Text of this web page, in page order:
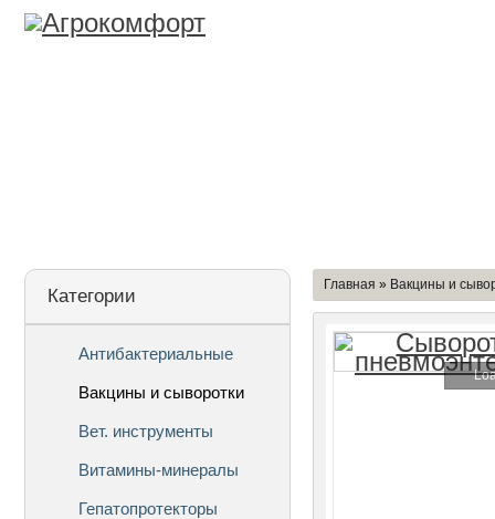
Категории
Антибактериальные
Вакцины и сыворотки
Вет. инструменты
Витамины-минералы
Гепатопротекторы
Главная » Вакцины и